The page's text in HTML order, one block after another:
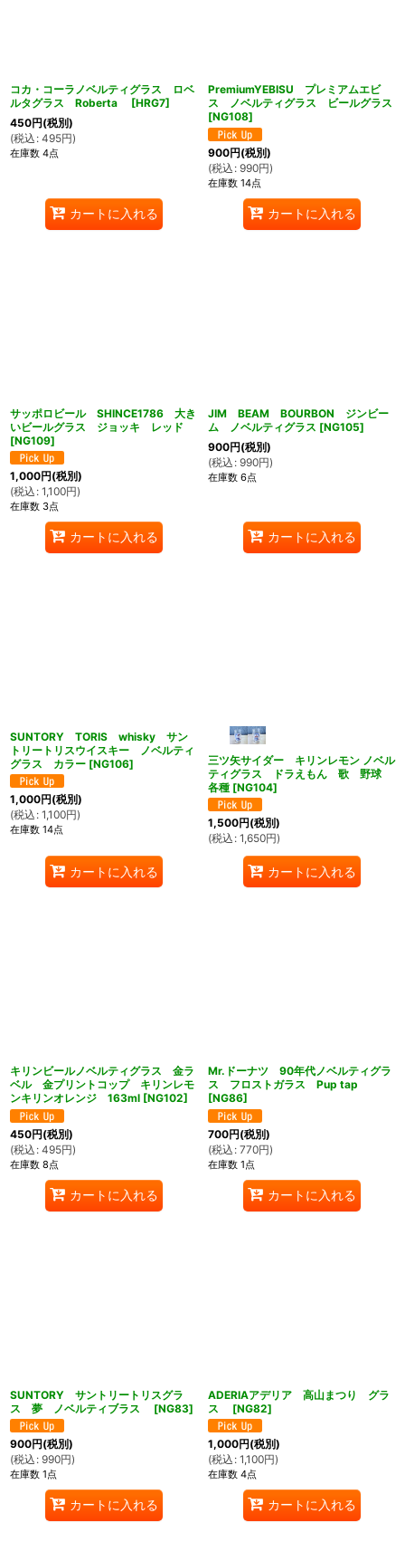
コカ・コーラノベルティグラス ロベ
ルタグラス Roberta
[HRG7]
450円(税別)
(税込 : 495円)
在庫数 4点
カートに入れる
PremiumYEBISU プレミアムエビ
ス ノベルティグラス ビールグラス
[NG108]
900円(税別)
(税込 : 990円)
在庫数 14点
カートに入れる
サッポロビール SHINCE1786 大き
いビールグラス ジョッキ レッド
[NG109]
1,000円(税別)
(税込 : 1,100円)
在庫数 3点
カートに入れる
JIM BEAM BOURBON ジンビー
ム ノベルティグラス [NG105]
900円(税別)
(税込 : 990円)
在庫数 6点
カートに入れる
SUNTORY TORIS whisky サン
トリートリスウイスキー ノベルティ
グラス カラー [NG106]
1,000円(税別)
(税込 : 1,100円)
在庫数 14点
カートに入れる
三ツ矢サイダー キリンレモン ノベル
ティグラス ドラえもん 歌 野球
各種 [NG104]
1,500円(税別)
(税込 : 1,650円)
カートに入れる
キリンビールノベルティグラス 金ラ
ベル 金プリントコップ キリンレモ
ンキリンオレンジ 163ml [NG102]
450円(税別)
(税込 : 495円)
在庫数 8点
カートに入れる
Mr.ドーナツ 90年代ノベルティグラ
ス フロストガラス Pup tap
[NG86]
700円(税別)
(税込 : 770円)
在庫数 1点
カートに入れる
SUNTORY サントリートリスグラ
ス 夢 ノベルティブラス
[NG83]
900円(税別)
(税込 : 990円)
在庫数 1点
カートに入れる
ADERIAアデリア 高山まつり グラ
ス
[NG82]
1,000円(税別)
(税込 : 1,100円)
在庫数 4点
カートに入れる